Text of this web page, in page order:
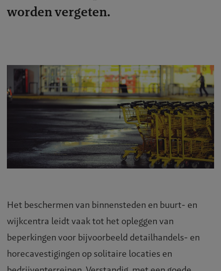
worden vergeten.
Het beschermen van binnensteden en buurt- en
wijkcentra leidt vaak tot het opleggen van
beperkingen voor bijvoorbeeld detailhandels- en
horecavestigingen op solitaire locaties en